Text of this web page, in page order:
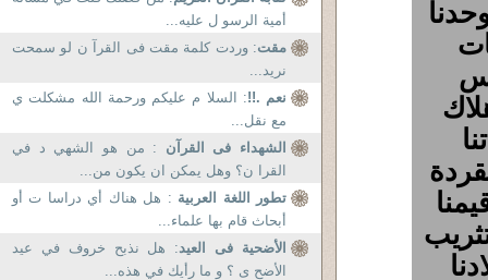
أمية الرسو ل عليه...
مقت: وردت كلمة مقت فى القرآ ن لو سمحت
نريد...
نعم .!!: السلا م عليكم ورحمة الله مشكلت ي
مع نقل...
الشهداء فى القرآن : من هو الشهي د في
القرا ن؟ وهل يمكن ان يكون من...
تطور اللغة العربية : هل هناك أي دراسا ت أو
أبحاث قام بها علماء...
الأضحية فى العيد: هل نذبح خروف في عيد
الأضح ى ؟ و ما رأيك في هذه...